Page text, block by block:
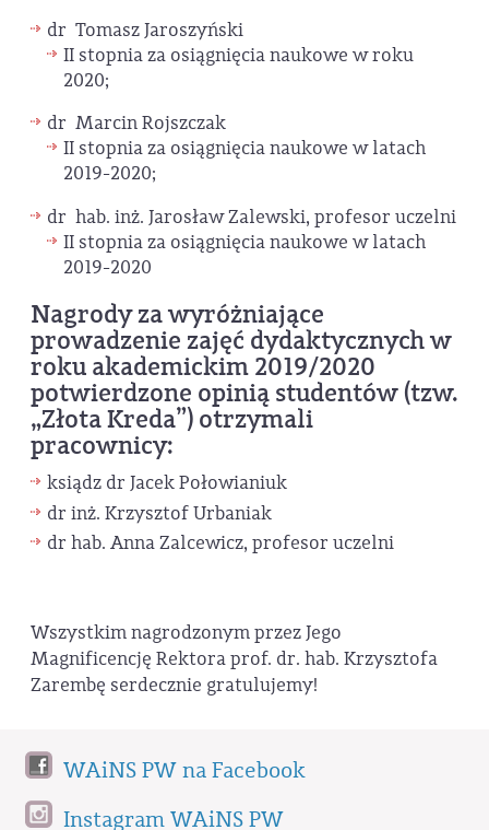
dr Tomasz Jaroszyński
II stopnia za osiągnięcia naukowe w roku
2020;
dr Marcin Rojszczak
II stopnia za osiągnięcia naukowe w latach
2019-2020;
dr hab. inż. Jarosław Zalewski, profesor uczelni
II stopnia za osiągnięcia naukowe w latach
2019-2020
Nagrody za wyróżniające
prowadzenie zajęć dydaktycznych w
roku akademickim 2019/2020
potwierdzone opinią studentów (tzw.
„Złota Kreda”) otrzymali
pracownicy:
ksiądz dr Jacek Połowianiuk
dr inż. Krzysztof Urbaniak
dr hab. Anna Zalcewicz, profesor uczelni
Wszystkim nagrodzonym przez Jego
Magnificencję Rektora prof. dr. hab. Krzysztofa
Zarembę serdecznie gratulujemy!
WAiNS PW na Facebook
Instagram WAiNS PW